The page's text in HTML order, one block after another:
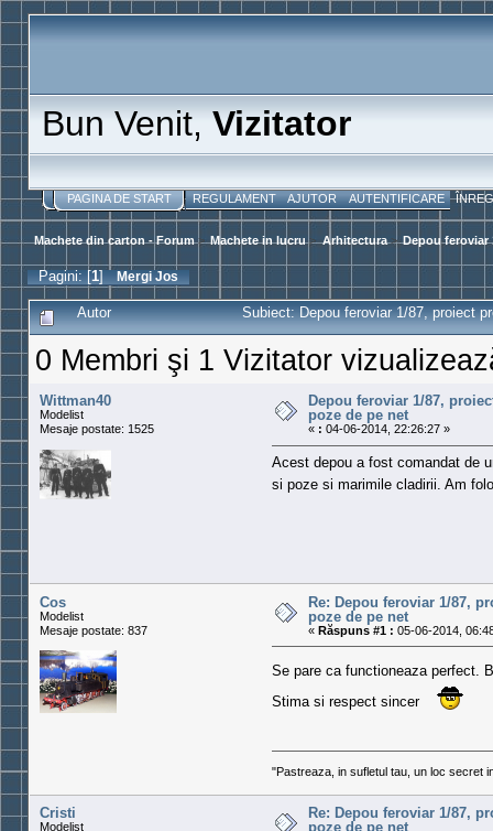
Bun Venit,Vizitator
PAGINA DE START REGULAMENT AJUTOR AUTENTIFICARE
Machete din carton - Forum> Machete in lucru> Arhitectura> Depou feroviar
Pagini: [1]Mergi Jos
Autor Subiect: Depou feroviar 1/87, proiect
0 Membri şi 1 Vizitator
Wittman40
Modelist
Mesaje postate: 1525
Depou feroviar 1/87,
poze de pe net
« : 04-06-2014, 22:26:27 »
Acest depou a fost comandat de
si poze si marimile cladirii. Am
Cos
Modelist
Mesaje postate: 837
Re: Depou feroviar 1/87,
poze de pe net
« Răspuns #1 : 05-06-2014,
Se pare ca functioneaza perfect.
Stima si respect sincer
"Pastreaza, in sufletul tau, un loc secret
Cristi
Modelist
Re: Depou feroviar 1/87,
poze de pe net